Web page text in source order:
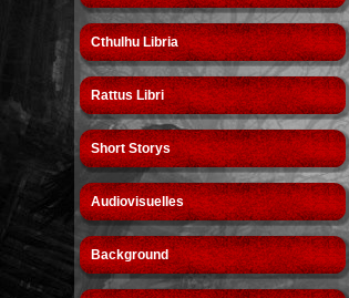
Cthulhu Libria
Rattus Libri
Short Storys
Audiovisuelles
Background